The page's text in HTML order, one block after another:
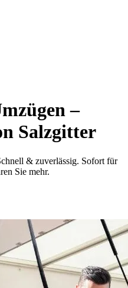
–
Salzgitter
& zuverlässig. Sofort für
Sie mehr.